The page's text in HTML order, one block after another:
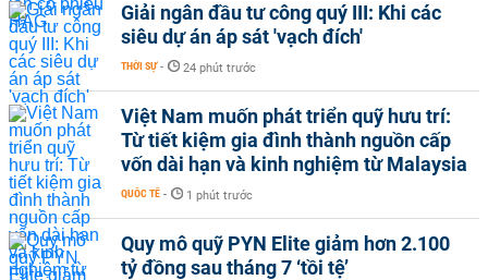
Giải ngân đầu tư công quý III: Khi các
siêu dự án áp sát 'vạch đích'
THỜI SỰ - 24 phút trước
Việt Nam muốn phát triển quỹ hưu trí:
Từ tiết kiệm gia đình thành nguồn cấp
vốn dài hạn và kinh nghiệm từ Malaysia
QUỐC TẾ - 1 phút trước
Quy mô quỹ PYN Elite giảm hơn 2.100
tỷ đồng sau tháng 7 ‘tồi tệ’